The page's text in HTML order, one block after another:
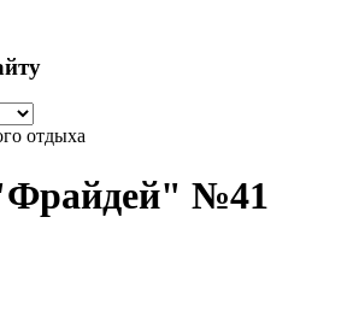
отдыха
№41